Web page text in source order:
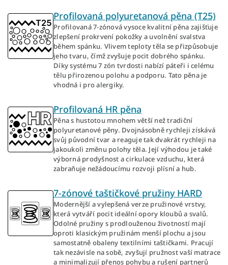
Profilovaná polyuretanová pěna (T25)
Profilovaná 7-zónová vysoce kvalitní pěna zajišťuje
zlepšení prokrvení pokožky a uvolnění svalstva
během spánku. Vlivem teploty těla se přizpůsobuje
jeho tvaru, čímž zvyšuje pocit dobrého spánku.
Díky systému 7 zón tvrdosti nabízí páteři i celému
tělu přirozenou polohu a podporu. Tato pěna je
vhodná i pro alergiky.
Profilovaná HR pěna
Pěna s hustotou mnohem větší než tradiční
polyuretanové pěny. Dvojnásobně rychleji získává
svůj původní tvar a reaguje tak dvakrát rychleji na
jakoukoli změnu polohy těla. Její výhodou je také
výborná prodyšnost a cirkulace vzduchu, která
zabraňuje nežádoucímu rozvoji plísní a hub.
7-zónové taštičkové pružiny HARD
Modernější a vylepšená verze pružinové vrstvy,
která vytváří pocit ideální opory kloubů a svalů.
Odolné pružiny s prodlouženou životností mají
oproti klasickým pružinám menší plochu a jsou
samostatně obaleny textilními taštičkami. Pracují
tak nezávisle na sobě, zvyšují pružnost vaší matrace
a minimalizují přenos pohybu a rušení partnerů